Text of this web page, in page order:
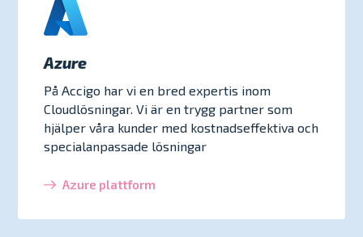
Azure
På Accigo har vi en bred expertis inom
Cloudlösningar. Vi är en trygg partner som
hjälper våra kunder med kostnadseffektiva och
specialanpassade lösningar
Azure plattform